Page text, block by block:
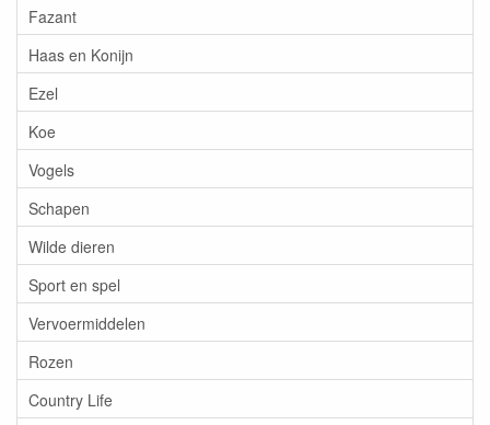
Fazant
Haas en Konijn
Ezel
Koe
Vogels
Schapen
Wilde dieren
Sport en spel
Vervoermiddelen
Rozen
Country Life